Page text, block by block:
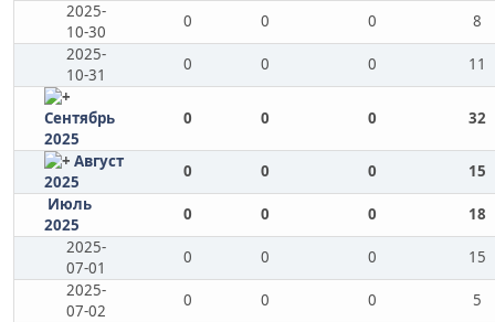
2025-
10-30
0 0 0
8
2025-
10-31
0 0 0 11
Сентябрь
2025
0 0 0 32
Август
2025
0 0 0
15
Июль
2025
0 0 0
18
2025-
07-01
0 0 0
15
2025-
07-02
0 0 0
5